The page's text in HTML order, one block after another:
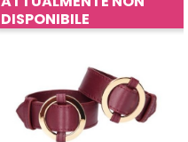
DISPONIBILE